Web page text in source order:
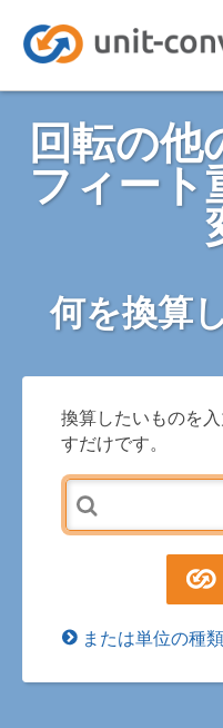
回転の他
フィート
何を換算
換算したいものを
すだけです。
または単位の種